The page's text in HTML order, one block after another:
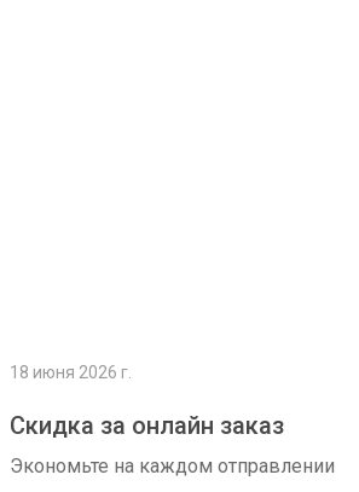
18 июня 2026 г.
Скидка за онлайн заказ
Экономьте на каждом отправлении